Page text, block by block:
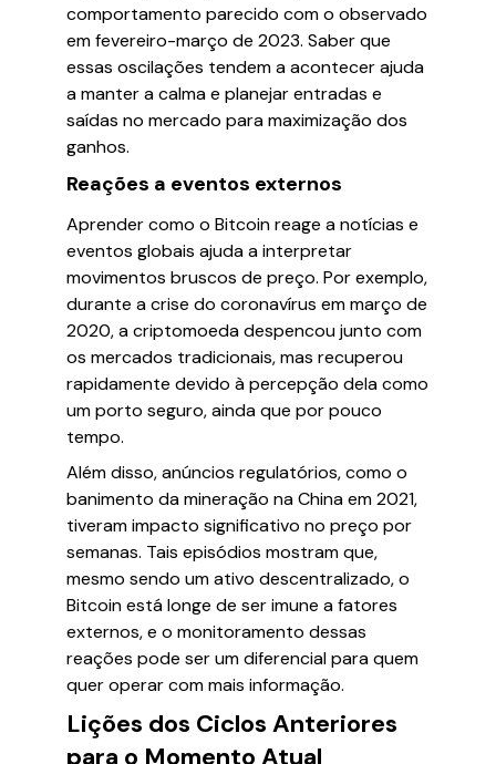
comportamento parecido com o observado
em fevereiro-março de 2023. Saber que
essas oscilações tendem a acontecer ajuda
a manter a calma e planejar entradas e
saídas no mercado para maximização dos
ganhos.
Reações a eventos externos
Aprender como o Bitcoin reage a notícias e
eventos globais ajuda a interpretar
movimentos bruscos de preço. Por exemplo,
durante a crise do coronavírus em março de
2020, a criptomoeda despencou junto com
os mercados tradicionais, mas recuperou
rapidamente devido à percepção dela como
um porto seguro, ainda que por pouco
tempo.
Além disso, anúncios regulatórios, como o
banimento da mineração na China em 2021,
tiveram impacto significativo no preço por
semanas. Tais episódios mostram que,
mesmo sendo um ativo descentralizado, o
Bitcoin está longe de ser imune a fatores
externos, e o monitoramento dessas
reações pode ser um diferencial para quem
quer operar com mais informação.
Lições dos Ciclos Anteriores
para o Momento Atual